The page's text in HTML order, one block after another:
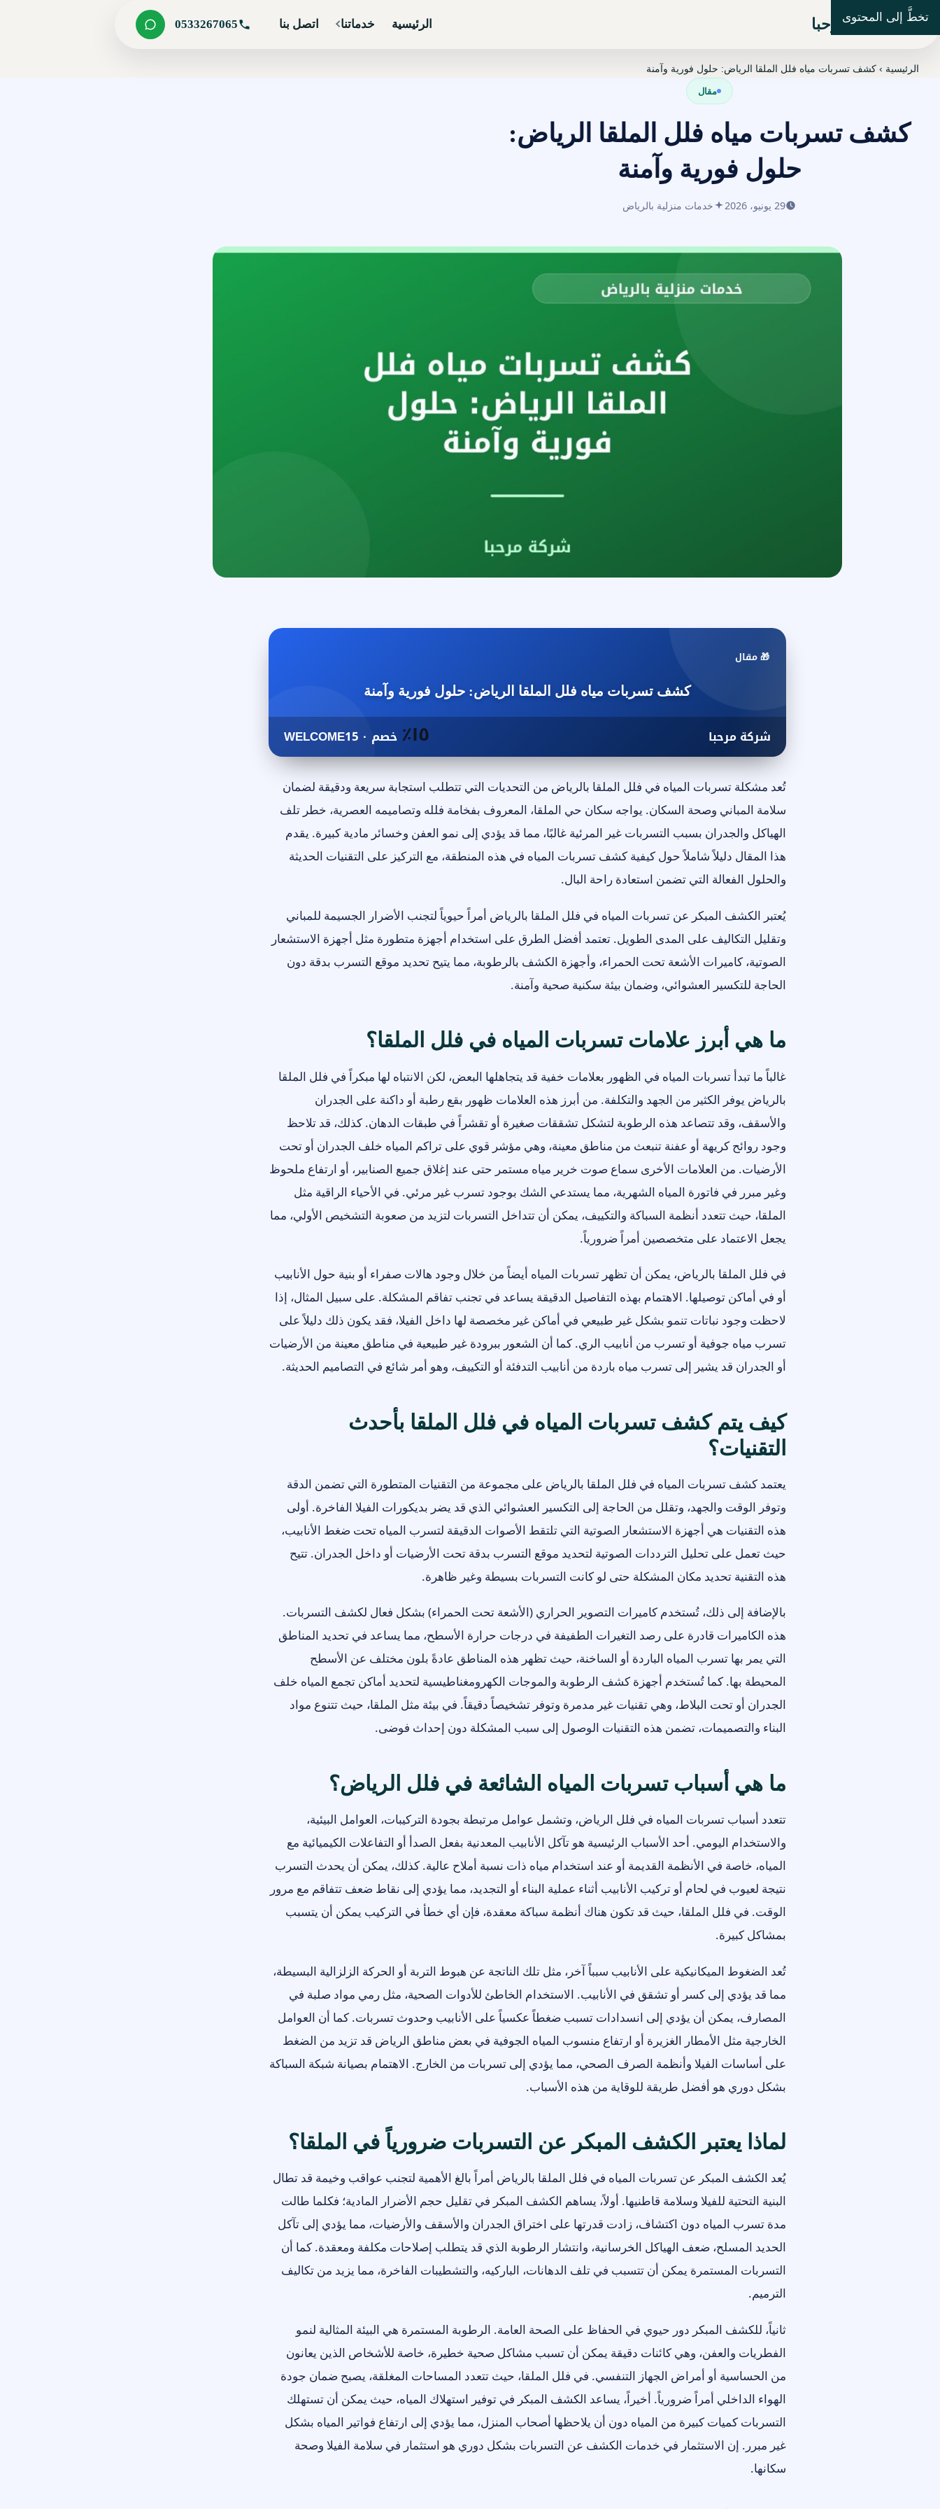
تخطَّ إلى المحتوى
شركة مرحبا الرئيسية خدماتنا اتصل بنا 0533267065
الرئيسية › كشف تسربات مياه فلل الملقا الرياض: حلول فورية وآمنة
مقال
كشف تسربات مياه فلل الملقا الرياض:
حلول فورية وآمنة
29 يونيو، 2026 خدمات منزلية بالرياض
🎁 مقال
كشف تسربات مياه فلل الملقا الرياض: حلول فورية وآمنة
شركة مرحبا ١٥٪ خصم · WELCOME15
تُعد مشكلة تسربات المياه في فلل الملقا بالرياض من التحديات التي تتطلب استجابة سريعة ودقيقة لضمان
سلامة المباني وصحة السكان. يواجه سكان حي الملقا، المعروف بفخامة فلله وتصاميمه العصرية، خطر تلف
الهياكل والجدران بسبب التسربات غير المرئية غالبًا، مما قد يؤدي إلى نمو العفن وخسائر مادية كبيرة. يقدم
هذا المقال دليلاً شاملاً حول كيفية كشف تسربات المياه في هذه المنطقة، مع التركيز على التقنيات الحديثة
والحلول الفعالة التي تضمن استعادة راحة البال.
يُعتبر الكشف المبكر عن تسربات المياه في فلل الملقا بالرياض أمراً حيوياً لتجنب الأضرار الجسيمة للمباني
وتقليل التكاليف على المدى الطويل. تعتمد أفضل الطرق على استخدام أجهزة متطورة مثل أجهزة الاستشعار
الصوتية، كاميرات الأشعة تحت الحمراء، وأجهزة الكشف بالرطوبة، مما يتيح تحديد موقع التسرب بدقة دون
الحاجة للتكسير العشوائي، وضمان بيئة سكنية صحية وآمنة.
ما هي أبرز علامات تسربات المياه في فلل الملقا؟
غالباً ما تبدأ تسربات المياه في الظهور بعلامات خفية قد يتجاهلها البعض، لكن الانتباه لها مبكراً في فلل الملقا
بالرياض يوفر الكثير من الجهد والتكلفة. من أبرز هذه العلامات ظهور بقع رطبة أو داكنة على الجدران
والأسقف، وقد تتصاعد هذه الرطوبة لتشكل تشققات صغيرة أو تقشراً في طبقات الدهان. كذلك، قد تلاحظ
وجود روائح كريهة أو عفنة تنبعث من مناطق معينة، وهي مؤشر قوي على تراكم المياه خلف الجدران أو تحت
الأرضيات. من العلامات الأخرى سماع صوت خرير مياه مستمر حتى عند إغلاق جميع الصنابير، أو ارتفاع ملحوظ
وغير مبرر في فاتورة المياه الشهرية، مما يستدعي الشك بوجود تسرب غير مرئي. في الأحياء الراقية مثل
الملقا، حيث تتعدد أنظمة السباكة والتكييف، يمكن أن تتداخل التسربات لتزيد من صعوبة التشخيص الأولي، مما
يجعل الاعتماد على متخصصين أمراً ضرورياً.
في فلل الملقا بالرياض، يمكن أن تظهر تسربات المياه أيضاً من خلال وجود هالات صفراء أو بنية حول الأنابيب
أو في أماكن توصيلها. الاهتمام بهذه التفاصيل الدقيقة يساعد في تجنب تفاقم المشكلة. على سبيل المثال، إذا
لاحظت وجود نباتات تنمو بشكل غير طبيعي في أماكن غير مخصصة لها داخل الفيلا، فقد يكون ذلك دليلاً على
تسرب مياه جوفية أو تسرب من أنابيب الري. كما أن الشعور ببرودة غير طبيعية في مناطق معينة من الأرضيات
أو الجدران قد يشير إلى تسرب مياه باردة من أنابيب التدفئة أو التكييف، وهو أمر شائع في التصاميم الحديثة.
كيف يتم كشف تسربات المياه في فلل الملقا بأحدث
التقنيات؟
يعتمد كشف تسربات المياه في فلل الملقا بالرياض على مجموعة من التقنيات المتطورة التي تضمن الدقة
وتوفر الوقت والجهد، وتقلل من الحاجة إلى التكسير العشوائي الذي قد يضر بديكورات الفيلا الفاخرة. أولى
هذه التقنيات هي أجهزة الاستشعار الصوتية التي تلتقط الأصوات الدقيقة لتسرب المياه تحت ضغط الأنابيب،
حيث تعمل على تحليل الترددات الصوتية لتحديد موقع التسرب بدقة تحت الأرضيات أو داخل الجدران. تتيح
هذه التقنية تحديد مكان المشكلة حتى لو كانت التسربات بسيطة وغير ظاهرة.
بالإضافة إلى ذلك، تُستخدم كاميرات التصوير الحراري (الأشعة تحت الحمراء) بشكل فعال لكشف التسربات.
هذه الكاميرات قادرة على رصد التغيرات الطفيفة في درجات حرارة الأسطح، مما يساعد في تحديد المناطق
التي يمر بها تسرب المياه الباردة أو الساخنة، حيث تظهر هذه المناطق عادةً بلون مختلف عن الأسطح
المحيطة بها. كما تُستخدم أجهزة كشف الرطوبة والموجات الكهرومغناطيسية لتحديد أماكن تجمع المياه خلف
الجدران أو تحت البلاط، وهي تقنيات غير مدمرة وتوفر تشخيصاً دقيقاً. في بيئة مثل الملقا، حيث تتنوع مواد
البناء والتصميمات، تضمن هذه التقنيات الوصول إلى سبب المشكلة دون إحداث فوضى.
ما هي أسباب تسربات المياه الشائعة في فلل الرياض؟
تتعدد أسباب تسربات المياه في فلل الرياض، وتشمل عوامل مرتبطة بجودة التركيبات، العوامل البيئية،
والاستخدام اليومي. أحد الأسباب الرئيسية هو تآكل الأنابيب المعدنية بفعل الصدأ أو التفاعلات الكيميائية مع
المياه، خاصة في الأنظمة القديمة أو عند استخدام مياه ذات نسبة أملاح عالية. كذلك، يمكن أن يحدث التسرب
نتيجة لعيوب في لحام أو تركيب الأنابيب أثناء عملية البناء أو التجديد، مما يؤدي إلى نقاط ضعف تتفاقم مع مرور
الوقت. في فلل الملقا، حيث قد تكون هناك أنظمة سباكة معقدة، فإن أي خطأ في التركيب يمكن أن يتسبب
بمشاكل كبيرة.
تُعد الضغوط الميكانيكية على الأنابيب سبباً آخر، مثل تلك الناتجة عن هبوط التربة أو الحركة الزلزالية البسيطة،
مما قد يؤدي إلى كسر أو تشقق في الأنابيب. الاستخدام الخاطئ للأدوات الصحية، مثل رمي مواد صلبة في
المصارف، يمكن أن يؤدي إلى انسدادات تسبب ضغطاً عكسياً على الأنابيب وحدوث تسربات. كما أن العوامل
الخارجية مثل الأمطار الغزيرة أو ارتفاع منسوب المياه الجوفية في بعض مناطق الرياض قد تزيد من الضغط
على أساسات الفيلا وأنظمة الصرف الصحي، مما يؤدي إلى تسربات من الخارج. الاهتمام بصيانة شبكة السباكة
بشكل دوري هو أفضل طريقة للوقاية من هذه الأسباب.
لماذا يعتبر الكشف المبكر عن التسربات ضرورياً في الملقا؟
يُعد الكشف المبكر عن تسربات المياه في فلل الملقا بالرياض أمراً بالغ الأهمية لتجنب عواقب وخيمة قد تطال
البنية التحتية للفيلا وسلامة قاطنيها. أولاً، يساهم الكشف المبكر في تقليل حجم الأضرار المادية؛ فكلما طالت
مدة تسرب المياه دون اكتشاف، زادت قدرتها على اختراق الجدران والأسقف والأرضيات، مما يؤدي إلى تآكل
الحديد المسلح، ضعف الهياكل الخرسانية، وانتشار الرطوبة الذي قد يتطلب إصلاحات مكلفة ومعقدة. كما أن
التسربات المستمرة يمكن أن تتسبب في تلف الدهانات، الباركيه، والتشطيبات الفاخرة، مما يزيد من تكاليف
الترميم.
ثانياً، للكشف المبكر دور حيوي في الحفاظ على الصحة العامة. الرطوبة المستمرة هي البيئة المثالية لنمو
الفطريات والعفن، وهي كائنات دقيقة يمكن أن تسبب مشاكل صحية خطيرة، خاصة للأشخاص الذين يعانون
من الحساسية أو أمراض الجهاز التنفسي. في فلل الملقا، حيث تتعدد المساحات المغلقة، يصبح ضمان جودة
الهواء الداخلي أمراً ضرورياً. أخيراً، يساعد الكشف المبكر في توفير استهلاك المياه، حيث يمكن أن تستهلك
التسربات كميات كبيرة من المياه دون أن يلاحظها أصحاب المنزل، مما يؤدي إلى ارتفاع فواتير المياه بشكل
غير مبرر. إن الاستثمار في خدمات الكشف عن التسربات بشكل دوري هو استثمار في سلامة الفيلا وصحة
سكانها.